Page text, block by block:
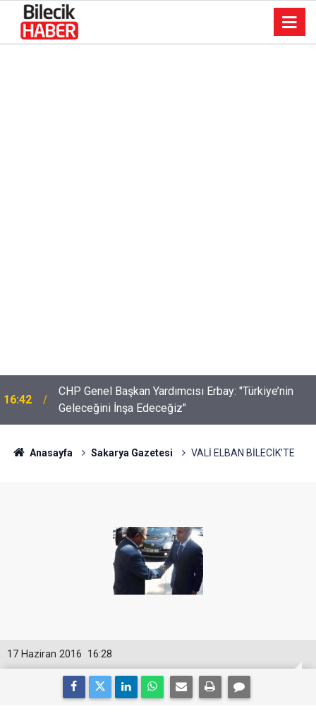
16:42
CHP Genel Başkan Yardımcısı Erbay: "Türkiye’nin
Geleceğini İnşa Edeceğiz"
Anasayfa Sakarya Gazetesi VALİ ELBAN BİLECİK'TE
16:28
17 Haziran 2016